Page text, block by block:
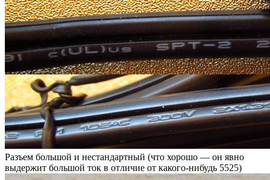
Разъем большой и нестандартный (что хорошо — он явно
выдержит большой ток в отличие от какого-нибудь 5525)